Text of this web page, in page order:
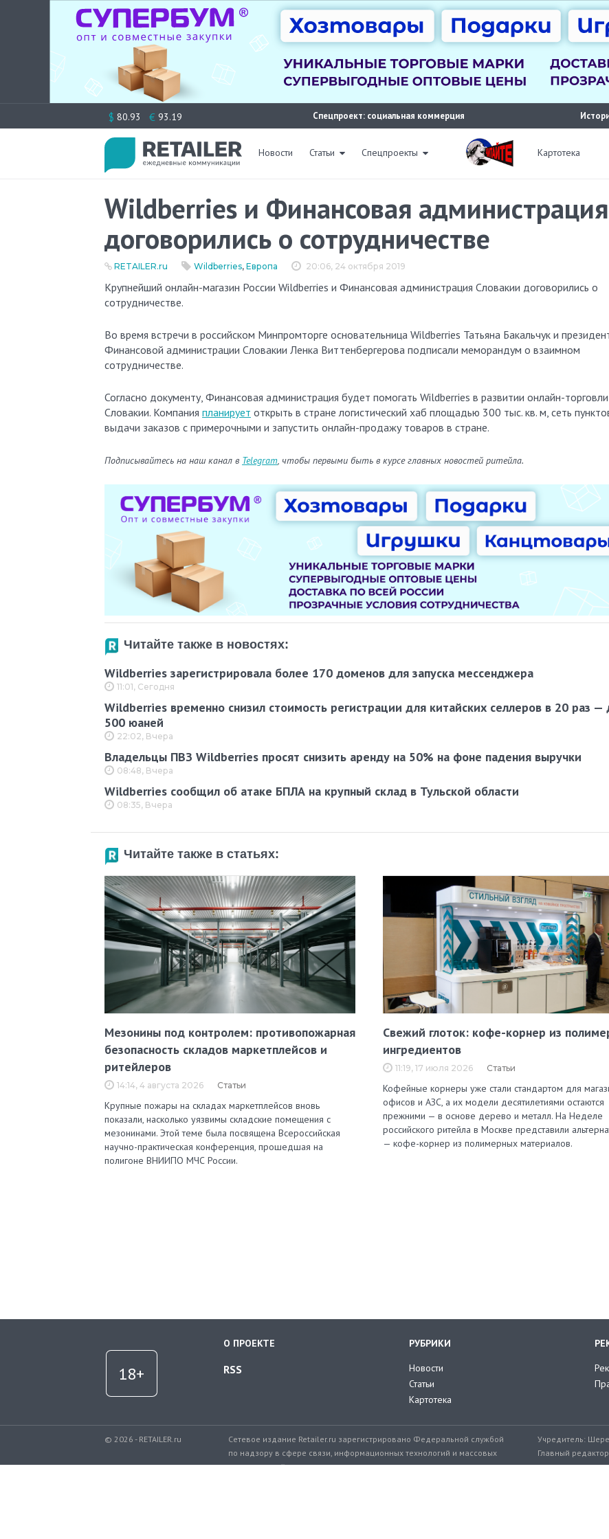
к
$ 80.93 € 93.19 Спецпроект: социальная коммерция
Новости Статьи Спецпроекты Картотека
Wildberries и Финансовая
договорились о сотрудничестве
20:06, 24 октября 2019
RETAILER.ru Wildberries, Европа
Крупнейший онлайн-магазин России Wildberries и Финансовая администрация Словакии договорились о
сотрудничестве.
Во время встречи в российском Минпромторге основательница Wildberries Татьяна Бакальчук и
Финансовой администрации Словакии Ленка Виттенбергерова подписали меморандум о взаимном
сотрудничестве.
Согласно документу, Финансовая администрация будет помогать Wildberries в развитии онлайн-
Словакии. Компания планирует открыть в стране логистический хаб площадью 300 тыс. кв. м, сеть
выдачи заказов с примерочными и запустить онлайн-продажу товаров в стране.
Подписывайтесь на наш канал в Telegram, чтобы первыми быть в курсе главных новостей ритейла.
Читайте также в новостях:
Wildberries зарегистрировала более 170 доменов для запуска мессенджера
11:01, Сегодня
Wildberries временно снизил стоимость регистрации для китайских селлеров в 20 раз —
500 юаней
22:02, Вчера
Владельцы ПВЗ Wildberries просят снизить аренду на 50% на фоне падения выручки
08:48, Вчера
Wildberries сообщил об атаке БПЛА на крупный склад в Тульской области
08:35, Вчера
Читайте также в статьях:
Мезонины под контролем: противопожарная
безопасность складов маркетплейсов и
ритейлеров
14:14, 4 августа 2026 Статьи
Крупные пожары на складах маркетплейсов вновь
показали, насколько уязвимы складские помещения с
мезонинами. Этой теме была посвящена Всероссийская
научно-практическая конференция, прошедшая на
полигоне ВНИИПО МЧС России.
Свежий глоток: кофе-корнер из
ингредиентов
11:19, 17 июля 2026 Статьи
Кофейные корнеры уже стали стандартом для
офисов и АЗС, а их модели десятилетиями остаются
прежними — в основе дерево и металл. На Неделе
российского ритейла в Москве представили
— кофе-корнер из полимерных материалов.
О ПРОЕКТЕ
RSS
РУБРИКИ
Новости
Статьи
Картотека
© 2026 - RETAILER.ru
Сетевое издание Retailer.ru зарегистрировано Федеральной службой
по надзору в сфере связи, информационных технологий и массовых
коммуникаций.
Учредитель:
Главный